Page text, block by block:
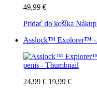
49,99 €
Pridať do košíka
Asslock™ Explorer™ -
24,99 € 19,99 €